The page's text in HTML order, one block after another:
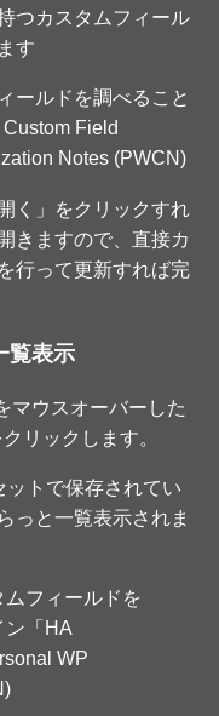
つカスタムフィール
す
く」をクリックすれ
きますので、直接カ
行って更新すれば完
覧表示
マウスオーバーした
リックします。
トで保存されてい
っと一覧表示されま